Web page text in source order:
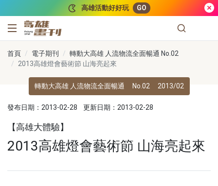
高雄活動好好玩 GO
高雄畫刊
首頁 電子期刊
轉動大高雄 人流物流全面暢通 No.02
2013高雄燈會藝術節 山海亮起來
轉動大高雄 人流物流全面暢通 No.02 2013/02
發布日期：2013-02-28 更新日期：2013-02-28
【高雄大體驗】
2013高雄燈會藝術節 山海亮起來